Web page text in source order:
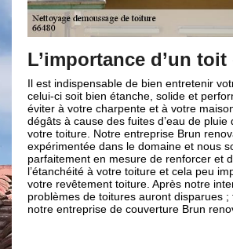
d’un toit étanche
de bien entretenir votre toit pour que
étanche, solide et performante et pour
charpente et à votre maison de subir de gros
des fuites d’eau de pluie qui passe par
Notre entreprise Brun renovation est
dans le domaine et nous sommes
en mesure de renforcer et de rendre
votre toiture et cela peu importe le type de
toiture. Après notre intervention tous vos
toitures auront disparues ; faites confiance à
de couverture Brun renovation.